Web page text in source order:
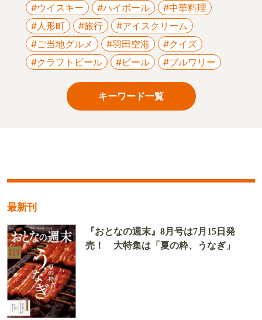
#ウイスキー #ハイボール
#中華料理
#人形町
#旅行
#アイスクリーム
#ご当地グルメ
#羽田空港
#クイズ
#クラフトビール
#ビール #ブルワリー
キーワード一覧
最新刊
『おとなの週末』8月号は7月15日発
売！ 大特集は「夏の粋、うなぎ」